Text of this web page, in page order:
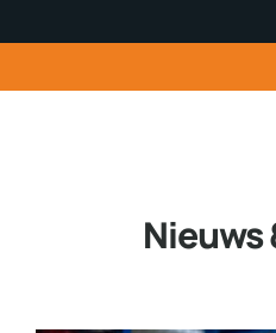
Nieuws